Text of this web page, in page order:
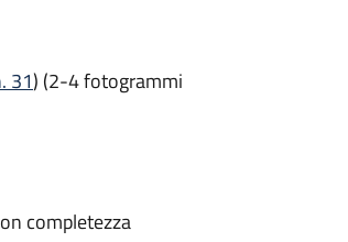
31) (2-4 fotogrammi
completezza